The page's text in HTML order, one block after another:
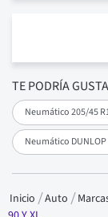
TE PODRÍA
Neumático 205/45
Neumático DUNLOP
Inicio Auto